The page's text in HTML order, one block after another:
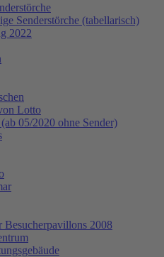
Senderstörche (tabellarisch)
2022
Lotto
05/2020 ohne Sender)
Besucherpavillons 2008